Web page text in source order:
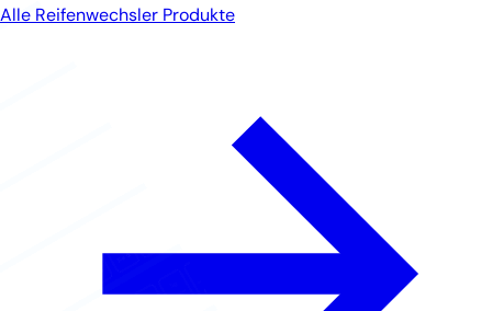
Alle Reifenwechsler Produkte